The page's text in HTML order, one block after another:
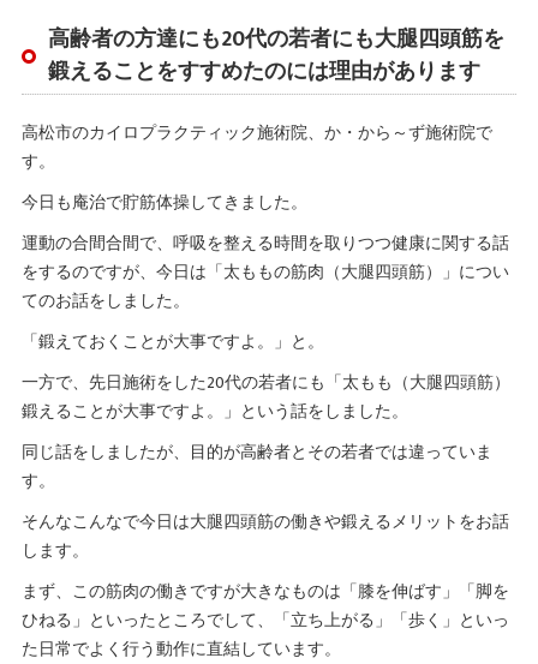
高齢者の方達にも20代の若者にも大腿四頭筋を
鍛えることをすすめたのには理由があります
高松市のカイロプラクティック施術院、か・から～ず施術院で
す。
今日も庵治で貯筋体操してきました。
運動の合間合間で、呼吸を整える時間を取りつつ健康に関する話
をするのですが、今日は「太ももの筋肉（大腿四頭筋）」につい
てのお話をしました。
「鍛えておくことが大事ですよ。」と。
一方で、先日施術をした20代の若者にも「太もも（大腿四頭筋）
鍛えることが大事ですよ。」という話をしました。
同じ話をしましたが、目的が高齢者とその若者では違っていま
す。
そんなこんなで今日は大腿四頭筋の働きや鍛えるメリットをお話
します。
まず、この筋肉の働きですが大きなものは「膝を伸ばす」「脚を
ひねる」といったところでして、「立ち上がる」「歩く」といっ
た日常でよく行う動作に直結しています。